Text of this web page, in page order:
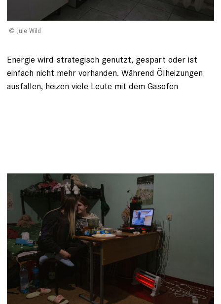
Jule Wild
Energie wird strategisch genutzt, gespart oder ist
einfach nicht mehr vorhanden. Während Ölheizungen
ausfallen, heizen viele Leute mit dem Gasofen